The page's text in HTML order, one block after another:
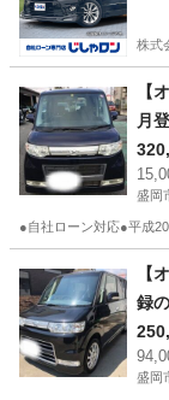
株式
【
月
盛岡
●自社ローン対応●平
【
録
盛岡